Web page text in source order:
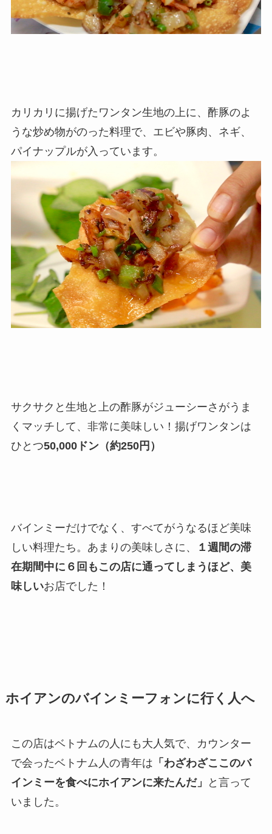
カリカリに揚げたワンタン生地の上に、酢豚のよ
うな炒め物がのった料理で、エビや豚肉、ネギ、
パイナップルが入っています。
サクサクと生地と上の酢豚がジューシーさがうま
くマッチして、非常に美味しい！揚げワンタンは
ひとつ50,000ドン（約250円）
バインミーだけでなく、すべてがうなるほど美味
しい料理たち。あまりの美味しさに、
１週間の滞
在期間中に６回もこの店に通ってしまうほど、美
味しいお店でした！
ホイアンのバインミーフォンに行く人へ
この店はベトナムの人にも大人気で、カウンター
で会ったベトナム人の青年は 「わざわざここのバ
インミーを食べにホイアンに来たんだ」
と言って
いました。